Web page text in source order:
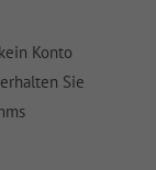
Konto
Sie